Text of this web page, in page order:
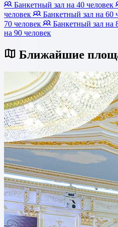
Банкетный зал на 40 человек
человек
Банкетный зал на 60
70 человек
Банкетный зал на
на 90 человек
Ближайшие